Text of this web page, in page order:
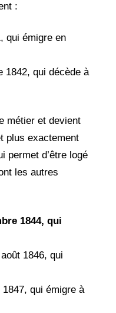
:
qui émigre en
1842, qui décède à
métier et devient
plus exactement
permet d’être logé
les autres
1844, qui
1846, qui
qui émigre à